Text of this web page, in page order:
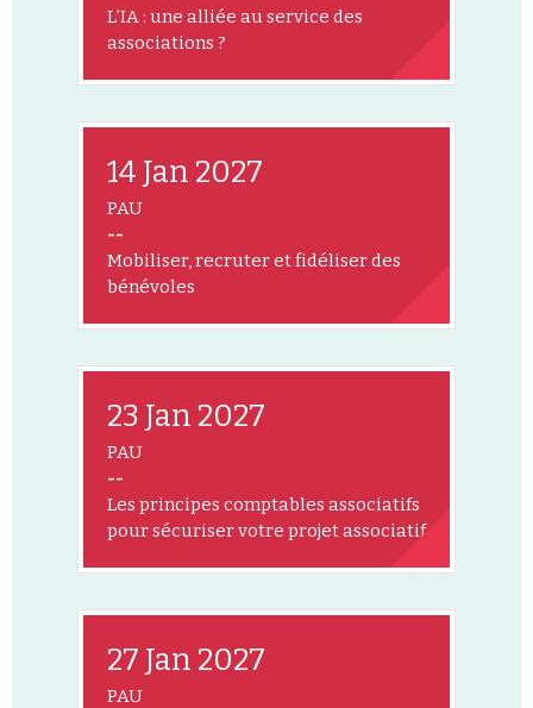
L’IA : une alliée au service des
associations ?
14 Jan 2027
PAU
--
Mobiliser, recruter et fidéliser des
bénévoles
23 Jan 2027
PAU
--
Les principes comptables associatifs
pour sécuriser votre projet associatif
27 Jan 2027
PAU